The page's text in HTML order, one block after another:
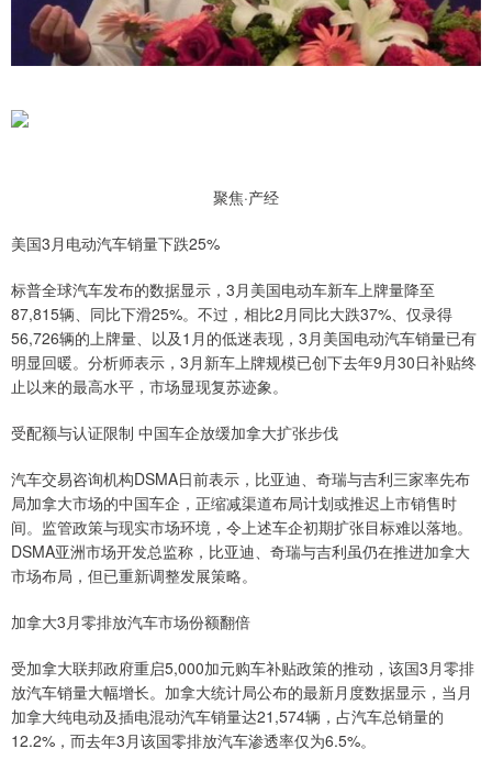
聚焦·产经
美国3月电动汽车销量下跌25%
标普全球汽车发布的数据显示，3月美国电动车新车上牌量降至
87,815辆、同比下滑25%。不过，相比2月同比大跌37%、仅录得
56,726辆的上牌量、以及1月的低迷表现，3月美国电动汽车销量已有
明显回暖。分析师表示，3月新车上牌规模已创下去年9月30日补贴终
止以来的最高水平，市场显现复苏迹象。
受配额与认证限制 中国车企放缓加拿大扩张步伐
汽车交易咨询机构DSMA日前表示，比亚迪、奇瑞与吉利三家率先布
局加拿大市场的中国车企，正缩减渠道布局计划或推迟上市销售时
间。监管政策与现实市场环境，令上述车企初期扩张目标难以落地。
DSMA亚洲市场开发总监称，比亚迪、奇瑞与吉利虽仍在推进加拿大
市场布局，但已重新调整发展策略。
加拿大3月零排放汽车市场份额翻倍
受加拿大联邦政府重启5,000加元购车补贴政策的推动，该国3月零排
放汽车销量大幅增长。加拿大统计局公布的最新月度数据显示，当月
加拿大纯电动及插电混动汽车销量达21,574辆，占汽车总销量的
12.2%，而去年3月该国零排放汽车渗透率仅为6.5%。